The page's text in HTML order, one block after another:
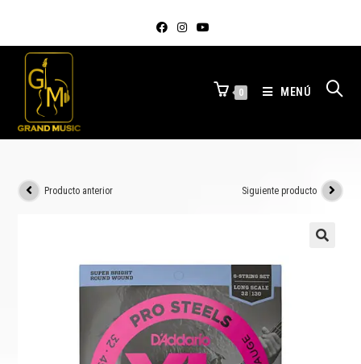
0 MENÚ
Producto anterior Siguiente producto